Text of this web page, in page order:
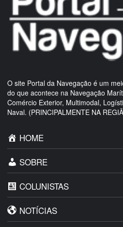
O site Portal da Navegação é um
do que acontece na Navegação
Comércio Exterior, Multimodal,
Naval. (PRINCIPALMENTE NA
HOME
SOBRE
COLUNISTAS
NOTÍCIAS